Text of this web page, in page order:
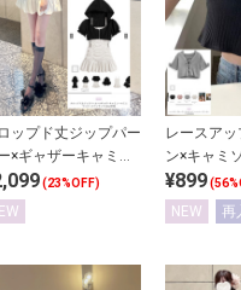
ップド丈ジップパー
×ギャザーキャミソ
ミニワンピースアン
ブル
(23%OFF)
レースア
ン×キャミ
アンサンブ
¥899
NEW 再